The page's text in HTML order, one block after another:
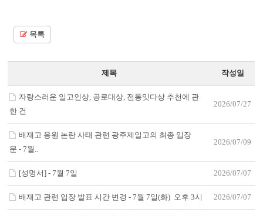
목록
제목 작성일
자랑스러운 일고인상, 공로대상, 전통잇다상 추천에 관
한 건
2026/07/27
배재고 응원 논란 사태 관련 광주제일고의 최종 입장
문 - 7월..
2026/07/09
[성명서] - 7월 7일 2026/07/07
배재고 관련 입장 발표 시간 변경 - 7월 7일(화) 오후 3시 2026/07/07